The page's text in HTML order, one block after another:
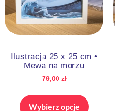
Ilustracja 25 x 25 cm •
Mewa na morzu
79,00 zł
Wybierz opcje